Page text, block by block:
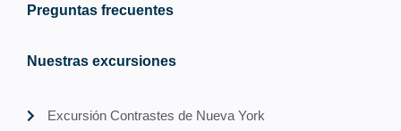
Preguntas frecuentes
Nuestras excursiones
Excursión Contrastes de Nueva York